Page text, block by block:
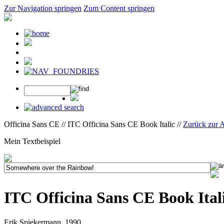
Zur Navigation springen Zum Content springen
Officina Sans CE // ITC Officina Sans CE Book Italic // Zurück zur
Mein Textbeispiel
ITC Officina Sans CE Book
Erik Spiekermann, 1990